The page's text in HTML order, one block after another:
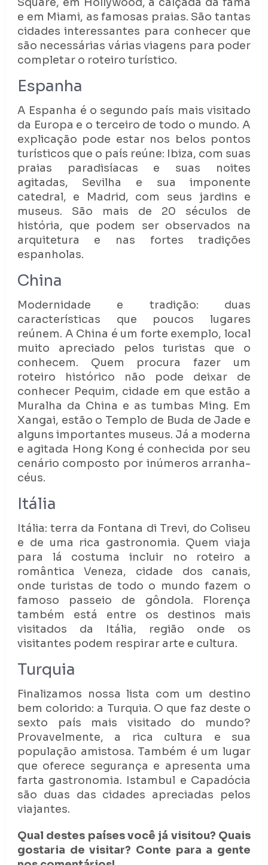
e em Miami, as famosas praias. São tantas
cidades interessantes para conhecer que
são necessárias várias viagens para poder
completar o roteiro turístico.
Espanha
A Espanha é o segundo país mais visitado
da Europa e o terceiro de todo o mundo. A
explicação pode estar nos belos pontos
turísticos que o país reúne: Ibiza, com suas
praias paradisíacas e suas noites
agitadas, Sevilha e sua imponente
catedral, e Madrid, com seus jardins e
museus. São mais de 20 séculos de
história, que podem ser observados na
arquitetura e nas fortes tradições
espanholas.
China
Modernidade e tradição: duas
características que poucos lugares
reúnem. A China é um forte exemplo, local
muito apreciado pelos turistas que o
conhecem. Quem procura fazer um
roteiro histórico não pode deixar de
conhecer Pequim, cidade em que estão a
Muralha da China e as tumbas Ming. Em
Xangai, estão o Templo de Buda de Jade e
alguns importantes museus. Já a moderna
e agitada Hong Kong é conhecida por seu
cenário composto por inúmeros arranha-
céus.
Itália
Itália: terra da Fontana di Trevi, do Coliseu
e de uma rica gastronomia. Quem viaja
para lá costuma incluir no roteiro a
romântica Veneza, cidade dos canais,
onde turistas de todo o mundo fazem o
famoso passeio de gôndola. Florença
também está entre os destinos mais
visitados da Itália, região onde os
visitantes podem respirar arte e cultura.
Turquia
Finalizamos nossa lista com um destino
bem colorido: a Turquia. O que faz deste o
sexto país mais visitado do mundo?
Provavelmente, a rica cultura e sua
população amistosa. Também é um lugar
que oferece segurança e apresenta uma
farta gastronomia. Istambul e Capadócia
são duas das cidades apreciadas pelos
viajantes.
Qual destes países você já visitou? Quais
gostaria de visitar? Conte para a gente